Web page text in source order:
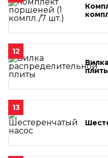
12
13